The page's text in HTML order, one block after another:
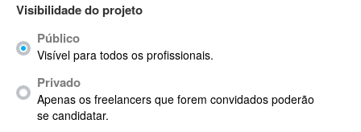
ACID Pro
ACPI
Acrobat
Acrobat X
Acronis
ACT
Visibilidade do projeto
Público
Visível para todos os profissionais.
Privado
Apenas os freelancers que forem convidados poderão
se candidatar.